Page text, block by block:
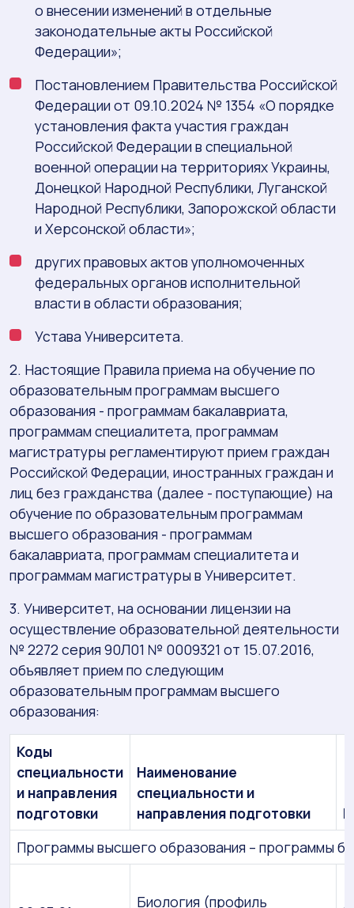
о внесении изменений в отдельные
законодательные акты Российской
Федерации»;
Постановлением Правительства Российской
Федерации от 09.10.2024 № 1354 «О порядке
установления факта участия граждан
Российской Федерации в специальной
военной операции на территориях Украины,
Донецкой Народной Республики, Луганской
Народной Республики, Запорожской области
и Херсонской области»;
других правовых актов уполномоченных
федеральных органов исполнительной
власти в области образования;
Устава Университета.
2. Настоящие Правила приема на обучение по
образовательным программам высшего
образования - программам бакалавриата,
программам специалитета, программам
магистратуры регламентируют прием граждан
Российской Федерации, иностранных граждан и
лиц без гражданства (далее - поступающие) на
обучение по образовательным программам
высшего образования - программам
бакалавриата, программам специалитета и
программам магистратуры в Университет.
3. Университет, на основании лицензии на
осуществление образовательной деятельности
№ 2272 серия 90Л01 № 0009321 от 15.07.2016,
объявляет прием по следующим
образовательным программам высшего
образования:
Коды
специальности
и направления
подготовки
Наименование
специальности и
направления подготовки
Программы высшего образования – программы
Биология (профиль